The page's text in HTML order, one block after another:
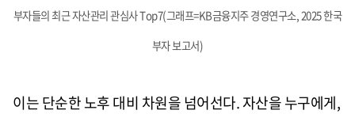
부자들의 최근 자산관리 관심사 Top7(그래프=KB금융지주 경영연구소, 2025 한국
부자 보고서)
이는 단순한 노후 대비 차원을 넘어선다. 자산을 누구에게,